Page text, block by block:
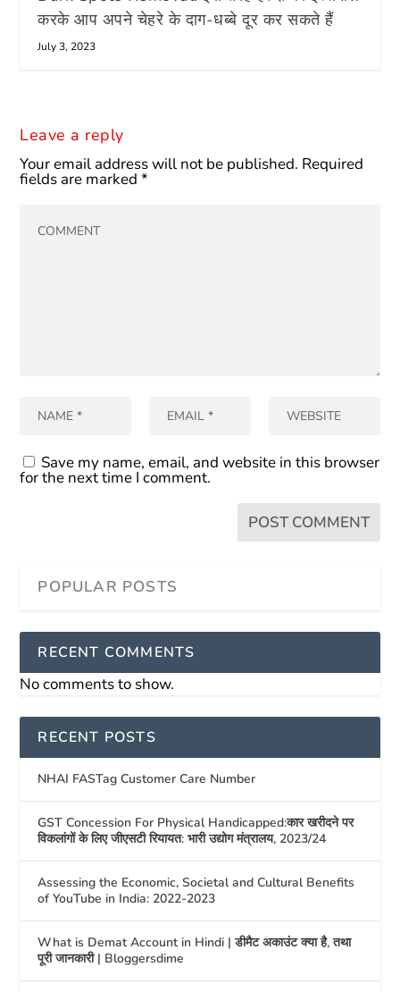
करके आप अपने चेहरे के दाग-धब्बे दूर कर सकते हैं
July 3, 2023
Leave a reply
Your email address will not be published. Required
fields are marked*
Save my name, email, and website in this browser
for the next time I comment.
RECENT COMMENTS
No comments to show.
RECENT POSTS
NHAI FASTag Customer Care Number
GST Concession For Physical Handicapped:कार खरीदने पर
विकलांगों के लिए जीएसटी रियायत: भारी उद्योग मंत्रालय, 2023/24
Assessing the Economic, Societal and Cultural Benefits
of YouTube in India: 2022-2023
What is Demat Account in Hindi | डीमैट अकाउंट क्या है, तथा
पूरी जानकारी | Bloggersdime